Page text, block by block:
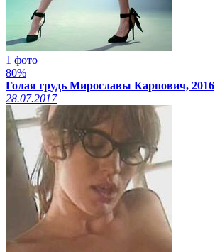
1 фото
80%
Голая грудь Мирославы Карпович, 2016
28.07.2017